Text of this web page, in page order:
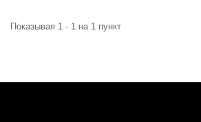
Показывая 1 - 1 на 1 пункт